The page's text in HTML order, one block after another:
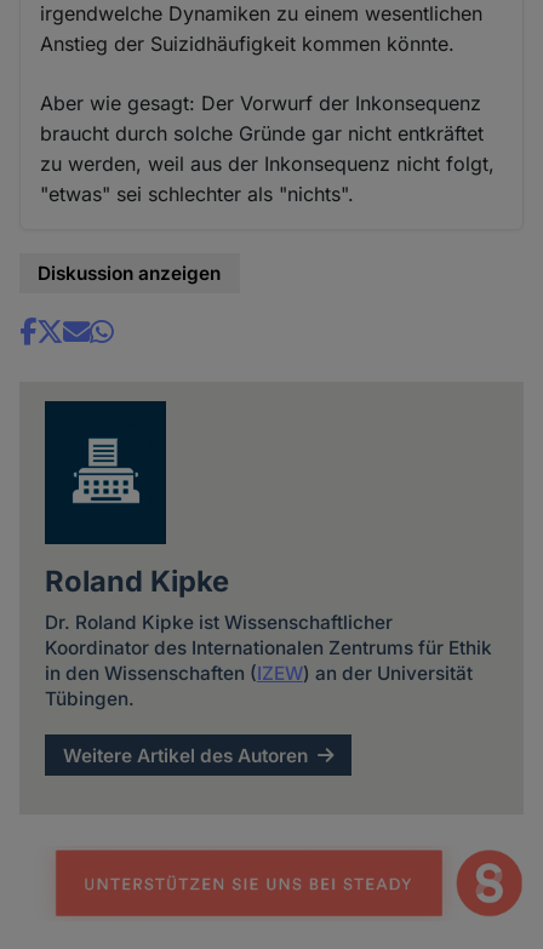
irgendwelche Dynamiken zu einem wesentlichen
Anstieg der Suizidhäufigkeit kommen könnte.
Aber wie gesagt: Der Vorwurf der Inkonsequenz
braucht durch solche Gründe gar nicht entkräftet
zu werden, weil aus der Inkonsequenz nicht folgt,
"etwas" sei schlechter als "nichts".
Diskussion anzeigen
Share
Roland Kipke
Dr. Roland Kipke ist Wissenschaftlicher
Koordinator des Internationalen Zentrums für Ethik
in den Wissenschaften (IZEW) an der Universität
Tübingen.
Weitere Artikel des Autoren